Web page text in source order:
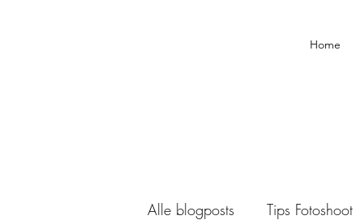
Home
Alle blogposts Tips Fotoshoot